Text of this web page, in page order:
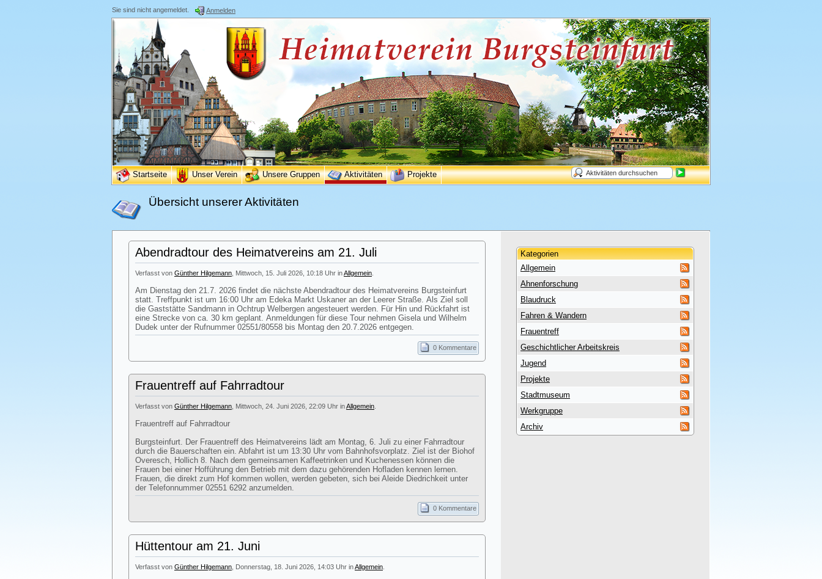
Sie sind nicht angemeldet. Anmelden
Startseite Unser Verein Unsere Gruppen Aktivitäten Projekte
Übersicht unserer Aktivitäten
Abendradtour des Heimatvereins am 21. Juli
Verfasst von Günther Hilgemann , Mittwoch, 15. Juli 2026, 10:18 Uhr inAllgemein
Am Dienstag den 21.7. 2026 findet die nächste Abendradtour des Heimatvereins Burgsteinfurt
statt. Treffpunkt ist um 16:00 Uhr am Edeka Markt Uskaner an der Leerer Straße. Als Ziel soll
die Gaststätte Sandmann in Ochtrup Welbergen angesteuert werden. Für Hin und Rückfahrt ist
eine Strecke von ca. 30 km geplant. Anmeldungen für diese Tour nehmen Gisela und Wilhelm
Dudek unter der Rufnummer 02551/80558 bis Montag den 20.7.2026 entgegen.
0 Kommentare
Frauentreff auf Fahrradtour
Verfasst von Günther Hilgemann , Mittwoch, 24. Juni 2026, 22:09 Uhr inAllgemein
Frauentreff auf Fahrradtour
Burgsteinfurt. Der Frauentreff des Heimatvereins lädt am Montag, 6. Juli zu einer Fahrradtour
durch die Bauerschaften ein. Abfahrt ist um 13:30 Uhr vom Bahnhofsvorplatz. Ziel ist der Biohof
Overesch, Hollich 8. Nach dem gemeinsamen Kaffeetrinken und Kuchenessen können die
Frauen bei einer Hofführung den Betrieb mit dem dazu gehörenden Hofladen kennen lernen.
Frauen, die direkt zum Hof kommen wollen, werden gebeten, sich bei Aleide Diedrichkeit unter
der Telefonnummer 02551 6292 anzumelden.
0 Kommentare
Hüttentour am 21. Juni
Verfasst von Günther Hilgemann , Donnerstag, 18. Juni 2026, 14:03 Uhr inAllgemein
Kategorien
Allgemein
Ahnenforschung
Blaudruck
Fahren & Wandern
Frauentreff
Geschichtlicher Arbeitskreis
Jugend
Projekte
Stadtmuseum
Werkgruppe
Archiv